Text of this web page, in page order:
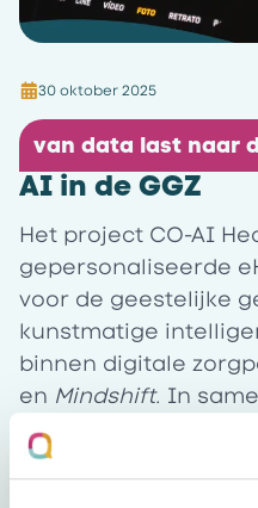
30 oktober 2025
AI in de GGZ
van data last naar
Het project CO-AI
gepersonaliseerde
voor de geestelijke
kunstmatige
binnen digitale
en Mindshift. In
UvA, MCG, Ailixr en
om behandelingen